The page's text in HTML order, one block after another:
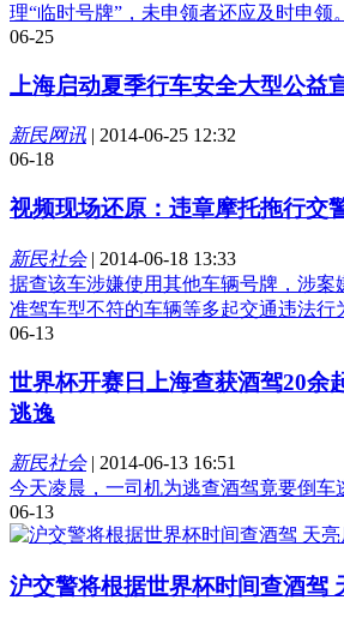
理“临时号牌”，未申领者还应及时申领。
06-25
上海启动夏季行车安全大型公益
新民网讯 | 2014-06-25 12:32
06-18
视频现场还原：违章摩托拖行交
新民社会| 2014-06-18 13:33
据查该车涉嫌使用其他车辆号牌，涉案
准驾车型不符的车辆等多起交通违法行
06-13
世界杯开赛日上海查获酒驾20余
逃逸
新民社会| 2014-06-13 16:51
今天凌晨，一司机为逃查酒驾竟要倒车
06-13
沪交警将根据世界杯时间查酒驾